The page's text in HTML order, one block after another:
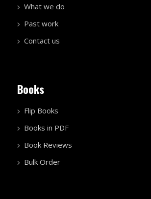
What we do
Past work
Contact us
Books
Flip Books
Books in PDF
Book Reviews
Bulk Order